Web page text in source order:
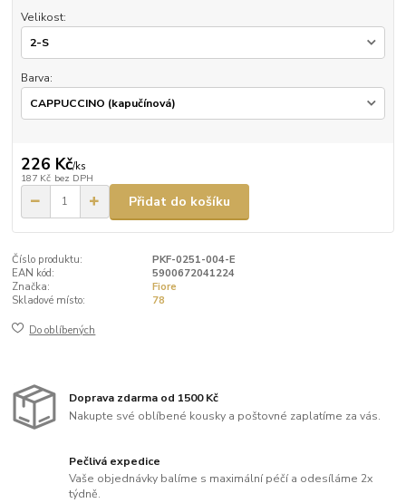
Velikost:
Barva:
226 Kč/ks
187 Kč bez DPH
Přidat do košíku
Číslo produktu:
PKF-0251-004-E
EAN kód:
5900672041224
Značka:
Fiore
Skladové místo:
78
Do oblíbených
Doprava zdarma od 1500 Kč
Nakupte své oblíbené kousky a poštovné zaplatíme za vás.
Pečlivá expedice
Vaše objednávky balíme s maximální péčí a odesíláme 2x
týdně.